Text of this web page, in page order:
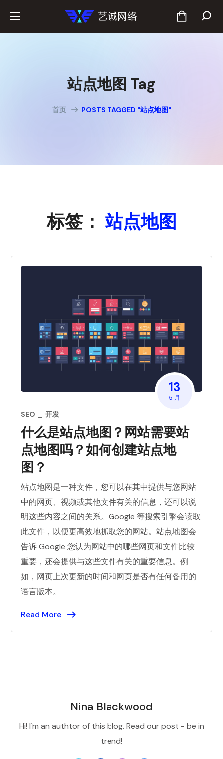
站点地图 Tag
首页 POSTS TAGGED "站点地图"
标签：站点地图
13
5 月
SEO 开发
什么是站点地图？网站需要站
点地图吗？如何创建站点地
图？
站点地图是一种文件，您可以在其中提供与您网站
中的网页、视频或其他文件有关的信息，还可以说
明这些内容之间的关系。Google 等搜索引擎会读取
此文件，以便更高效地抓取您的网站。站点地图会
告诉 Google 您认为网站中的哪些网页和文件比较
重要，还会提供与这些文件有关的重要信息。例
如，网页上次更新的时间和网页是否有任何备用的
语言版本。
Read More
Nina Blackwood
Hi! I`m an authtor of this blog. Read our post - be in
trend!